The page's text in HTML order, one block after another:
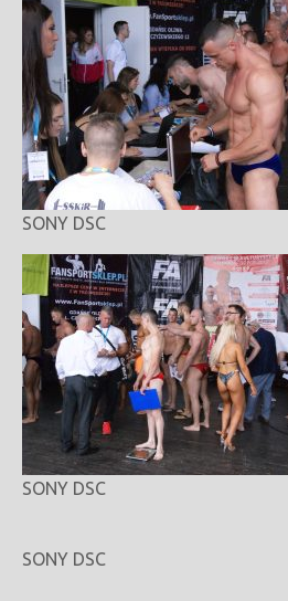
SONY DSC
SONY DSC
SONY DSC